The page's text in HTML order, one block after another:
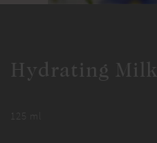
Hydrating Milk
125 ml